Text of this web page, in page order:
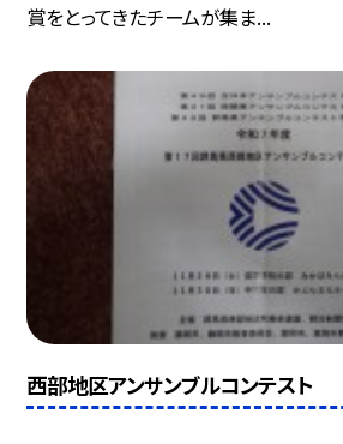
賞をとってきたチームが集ま...
西部地区アンサンブルコンテスト